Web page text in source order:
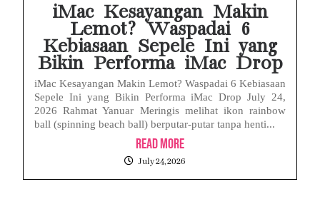
iMac Kesayangan Makin
Lemot? Waspadai 6
Kebiasaan Sepele Ini yang
Bikin Performa iMac Drop
iMac Kesayangan Makin Lemot? Waspadai 6 Kebiasaan
Sepele Ini yang Bikin Performa iMac Drop July 24,
2026 Rahmat Yanuar Meringis melihat ikon rainbow
ball (spinning beach ball) berputar-putar tanpa henti...
Read More
July 24, 2026